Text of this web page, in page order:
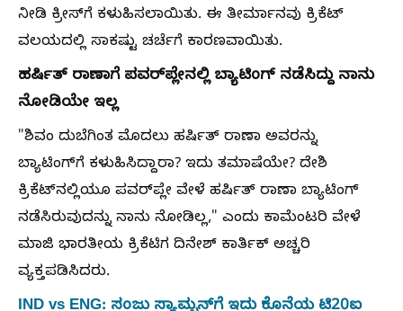
ನೀಡಿ ಕ್ರೀಸ್‌ಗೆ ಕಳುಹಿಸಲಾಯಿತು. ಈ ತೀರ್ಮಾನವು ಕ್ರಿಕೆಟ್
ವಲಯದಲ್ಲಿ ಸಾಕಷ್ಟು ಚರ್ಚೆಗೆ ಕಾರಣವಾಯಿತು.
ಹರ್ಷಿತ್‌ ರಾಣಾಗೆ ಪವರ್‌ಪ್ಲೇನಲ್ಲಿ ಬ್ಯಾಟಿಂಗ್‌ ನಡೆಸಿದ್ದು ನಾನು
ನೋಡಿಯೇ ಇಲ್ಲ
"ಶಿವಂ ದುಬೆಗಿಂತ ಮೊದಲು ಹರ್ಷಿತ್ ರಾಣಾ ಅವರನ್ನು
ಬ್ಯಾಟಿಂಗ್‌ಗೆ ಕಳುಹಿಸಿದ್ದಾರಾ? ಇದು ತಮಾಷೆಯೇ? ದೇಶಿ
ಕ್ರಿಕೆಟ್‌ನಲ್ಲಿಯೂ ಪವರ್‌ಪ್ಲೇ ವೇಳೆ ಹರ್ಷಿತ್ ರಾಣಾ ಬ್ಯಾಟಿಂಗ್
ನಡೆಸಿರುವುದನ್ನು ನಾನು ನೋಡಿಲ್ಲ," ಎಂದು ಕಾಮೆಂಟರಿ ವೇಳೆ
ಮಾಜಿ ಭಾರತೀಯ ಕ್ರಿಕೆಟಿಗ ದಿನೇಶ್ ಕಾರ್ತಿಕ್ ಅಚ್ಚರಿ
ವ್ಯಕ್ತಪಡಿಸಿದರು.